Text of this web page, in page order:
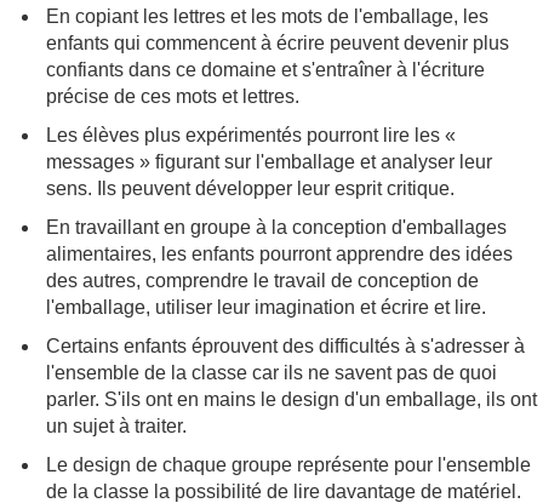
En copiant les lettres et les mots de l'emballage, les
enfants qui commencent à écrire peuvent devenir plus
confiants dans ce domaine et s'entraîner à l'écriture
précise de ces mots et lettres.
Les élèves plus expérimentés pourront lire les «
messages » figurant sur l'emballage et analyser leur
sens. Ils peuvent développer leur esprit critique.
En travaillant en groupe à la conception d'emballages
alimentaires, les enfants pourront apprendre des idées
des autres, comprendre le travail de conception de
l'emballage, utiliser leur imagination et écrire et lire.
Certains enfants éprouvent des difficultés à s'adresser à
l'ensemble de la classe car ils ne savent pas de quoi
parler. S'ils ont en mains le design d'un emballage, ils ont
un sujet à traiter.
Le design de chaque groupe représente pour l'ensemble
de la classe la possibilité de lire davantage de matériel.